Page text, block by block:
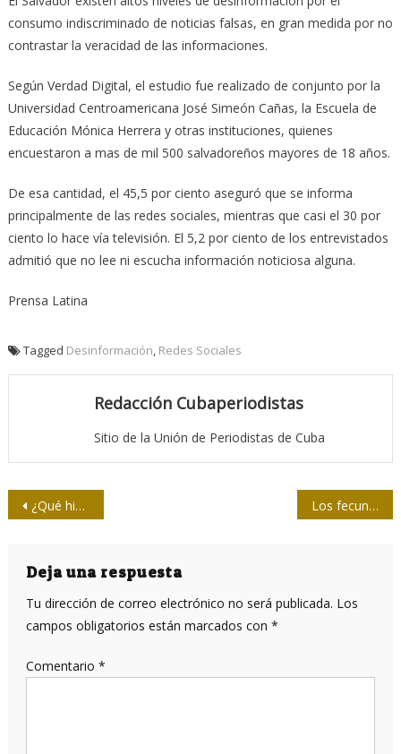
consumo indiscriminado de noticias falsas, en gran medida por no
contrastar la veracidad de las informaciones.
Según Verdad Digital, el estudio fue realizado de conjunto por la
Universidad Centroamericana José Simeón Cañas, la Escuela de
Educación Mónica Herrera y otras instituciones, quienes
encuestaron a mas de mil 500 salvadoreños mayores de 18 años.
De esa cantidad, el 45,5 por ciento aseguró que se informa
principalmente de las redes sociales, mientras que casi el 30 por
ciento lo hace vía televisión. El 5,2 por ciento de los entrevistados
admitió que no lee ni escucha información noticiosa alguna.
Prensa Latina
Tagged Desinformación Redes Sociales
Redacción Cubaperiodistas
Sitio de la Unión de Periodistas de Cuba
Navegación
entradas
¿Qué hizo Cuba en Informatización y Telecomunicaciones en 2019? Los fecundos caminos de los libros en Cuba
Deja una respuesta
Tu dirección de correo electrónico no será publicada. Los
campos obligatorios están marcados con *
Comentario *